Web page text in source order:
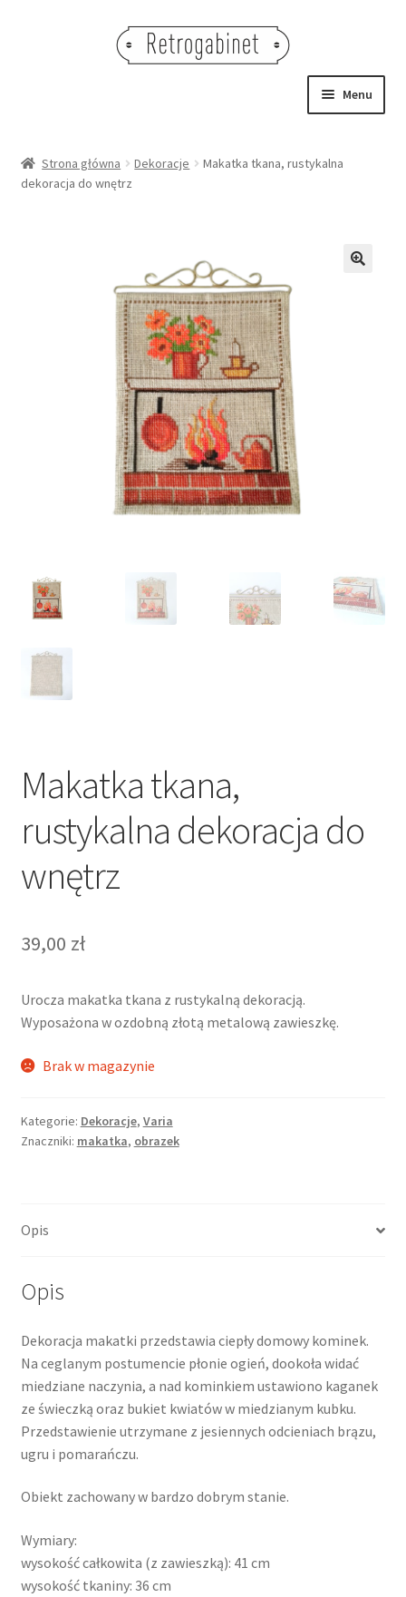
Menu
OBRAZY
Strona główna Dekoracje
Makatka tkana, rustykalna
dekoracja do wnętrz
Makatka tkana,
rustykalna dekoracja do
wnętrz
39,00 zł
Urocza makatka tkana z rustykalną dekoracją.
Wyposażona w ozdobną złotą metalową zawieszkę.
Brak w magazynie
Kategorie: Dekoracje, Varia
Znaczniki: makatka, obrazek
Opis
Opis
Dekoracja makatki przedstawia ciepły domowy kominek.
Na ceglanym postumencie płonie ogień, dookoła widać
miedziane naczynia, a nad kominkiem ustawiono kaganek
ze świeczką oraz bukiet kwiatów w miedzianym kubku.
Przedstawienie utrzymane z jesiennych odcieniach brązu,
ugru i pomarańczu.
Obiekt zachowany w bardzo dobrym stanie.
Wymiary:
wysokość całkowita (z zawieszką): 41 cm
wysokość tkaniny: 36 cm